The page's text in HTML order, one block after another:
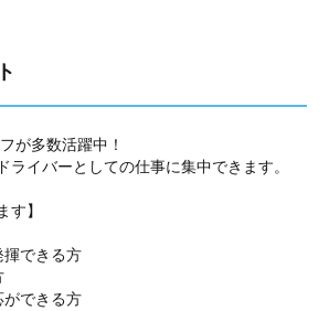
が多数活躍中！
ライバーとしての仕事に集中できます。
す】
揮できる方
ができる方